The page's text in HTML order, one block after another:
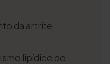
da artrite
lipídico do